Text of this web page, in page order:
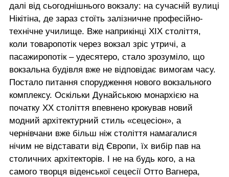
далі від сьогоднішнього вокзалу: на сучасній вулиці
Нікітіна, де зараз стоїть залізничне професійно-
технічне училище. Вже наприкінці ХІХ століття,
коли товаропотік через вокзал зріс утричі, а
пасажиропотік – удесятеро, стало зрозуміло, що
вокзальна будівля вже не відповідає вимогам часу.
Постало питання спорудження нового вокзального
комплексу. Оскільки Дунайською монархією на
початку ХХ століття впевнено крокував новий
модний архітектурний стиль «сецесіон», а
чернівчани вже більш ніж століття намагалися
нічим не відставати від Європи, їх вибір пав на
столичних архітекторів. І не на будь кого, а на
самого творця віденської сецесії Отто Вагнера,